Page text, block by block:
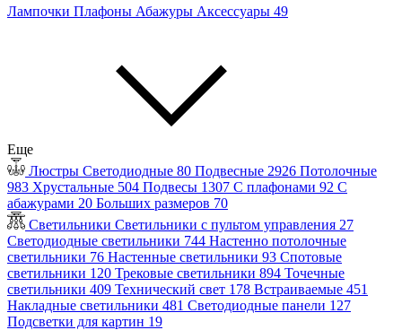
Лампочки Плафоны Абажуры Аксессуары 49
Еще
Люстры Светодиодные 80 Подвесные 2926 Потолочные
983 Хрустальные 504 Подвесы 1307 С плафонами 92 С
абажурами 20 Больших размеров 70
Светильники Светильники с пультом управления 27
Светодиодные светильники 744 Настенно потолочные
светильники 76 Настенные светильники 93 Спотовые
светильники 120 Трековые светильники 894 Точечные
светильники 409 Технический свет 178 Встраиваемые 451
Накладные светильники 481 Светодиодные панели 127
Подсветки для картин 19